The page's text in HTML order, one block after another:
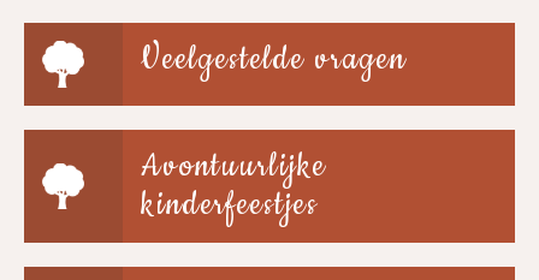
Veelgestelde vragen
Avontuurlijke
kinderfeestjes